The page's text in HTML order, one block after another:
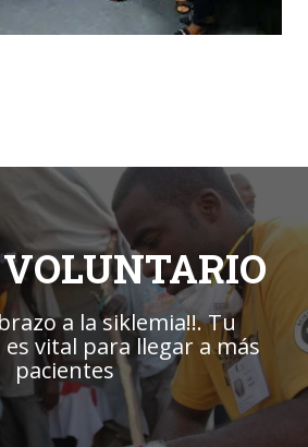
a la siklemia!!. Tu
vital para llegar a más
pacientes